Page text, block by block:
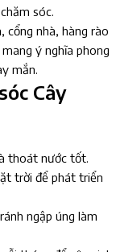
sóc.
cổng nhà, hàng rào
ý nghĩa phong
mắn.
Cây
thoát nước tốt.
trời để phát triển
ngập úng làm